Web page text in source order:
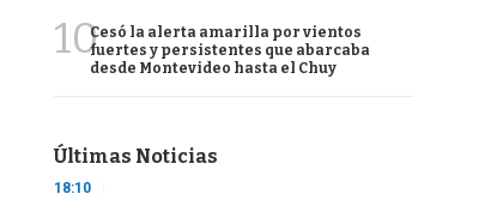
10Cesó la alerta amarilla por vientos
fuertes y persistentes que abarcaba
desde Montevideo hasta el Chuy
Últimas Noticias
18:10